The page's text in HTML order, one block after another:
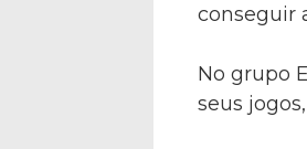
conseguir
No grupo
seus